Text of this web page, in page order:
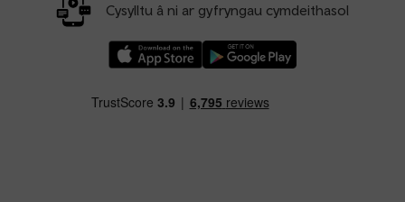
Cysylltu â ni ar gyfryngau cymdeithasol